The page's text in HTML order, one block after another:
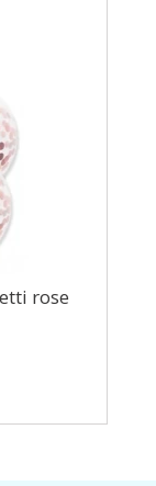
rose